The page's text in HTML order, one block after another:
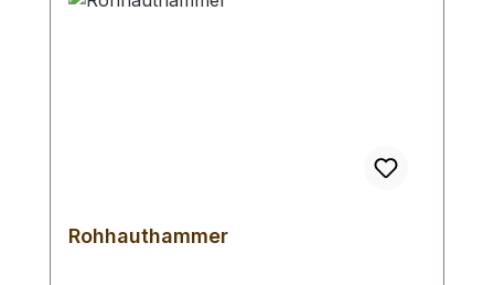
Rohhauthammer